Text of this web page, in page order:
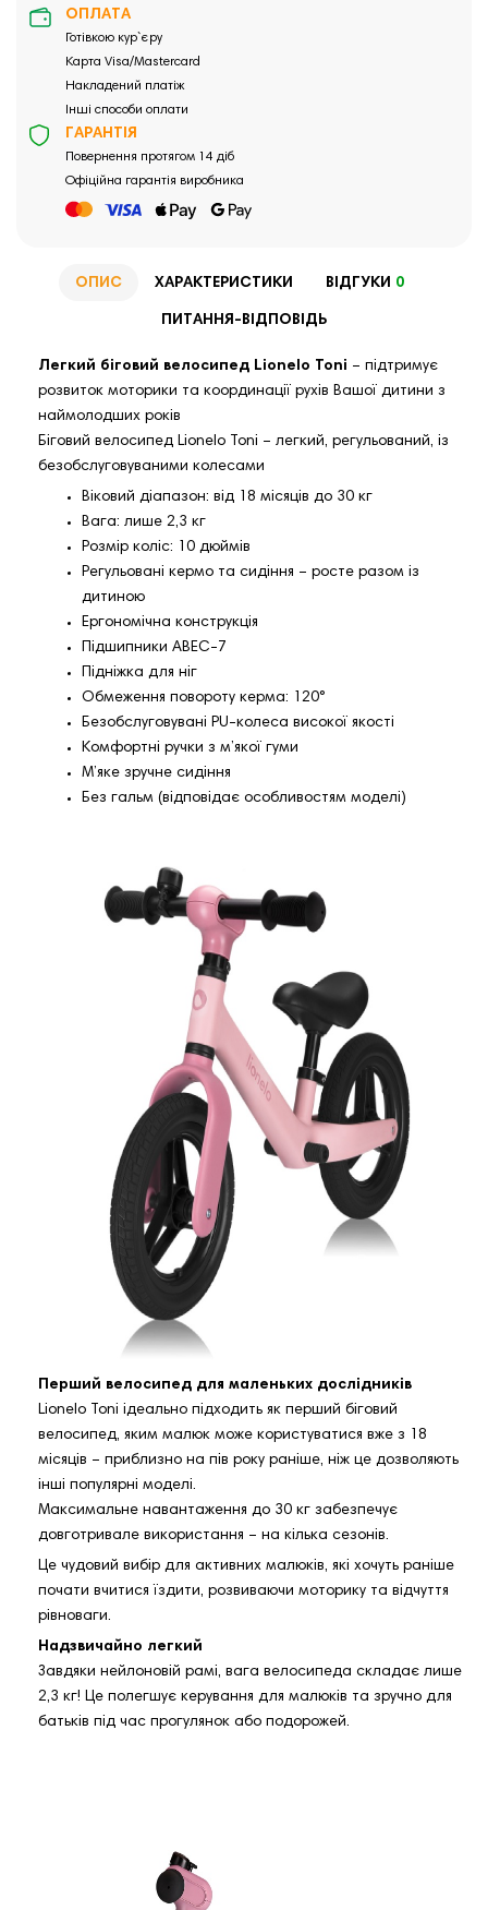
ОПЛАТА
Готівкою кур`єру
Карта Visa/Mastercard
Накладений платіж
Інші способи оплати
ГАРАНТІЯ
Повернення протягом 14 діб
Офіційна гарантія виробника
ОПИС ХАРАКТЕРИСТИКИ ВІДГУКИ 0
ПИТАННЯ-ВІДПОВІДЬ
Легкий біговий велосипед Lionelo Toni – підтримує
розвиток моторики та координації рухів Вашої дитини з
наймолодших років
Біговий велосипед Lionelo Toni – легкий, регульований, із
безобслуговуваними колесами
Віковий діапазон: від 18 місяців до 30 кг
Вага: лише 2,3 кг
Розмір коліс: 10 дюймів
Регульовані кермо та сидіння – росте разом із
дитиною
Ергономічна конструкція
Підшипники ABEC-7
Підніжка для ніг
Обмеження повороту керма: 120°
Безобслуговувані PU-колеса високої якості
Комфортні ручки з м’якої гуми
М’яке зручне сидіння
Без гальм (відповідає особливостям моделі)
Перший велосипед для маленьких дослідників
Lionelo Toni ідеально підходить як перший біговий
велосипед, яким малюк може користуватися вже з 18
місяців – приблизно на пів року раніше, ніж це дозволяють
інші популярні моделі.
Максимальне навантаження до 30 кг забезпечує
довготривале використання – на кілька сезонів.
Це чудовий вибір для активних малюків, які хочуть раніше
почати вчитися їздити, розвиваючи моторику та відчуття
рівноваги.
Надзвичайно легкий
Завдяки нейлоновій рамі, вага велосипеда складає лише
2,3 кг! Це полегшує керування для малюків та зручно для
батьків під час прогулянок або подорожей.